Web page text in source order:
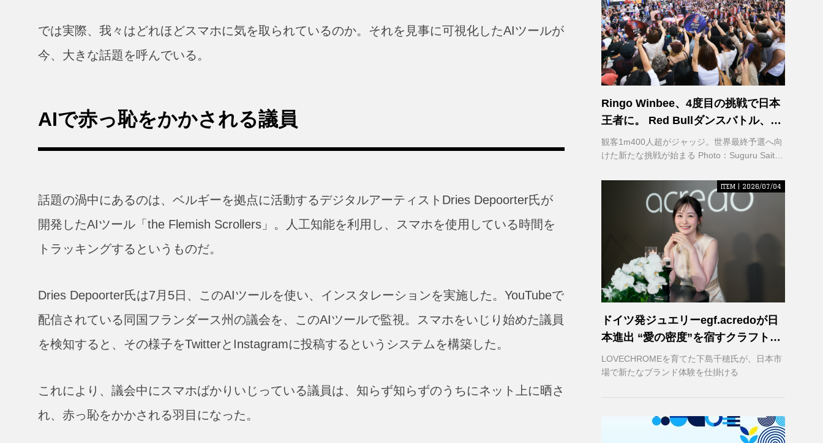
では実際、我々はどれほどスマホに気を取られているのか。それを見事に可視化したAIツールが
今、大きな話題を呼んでいる。
AIで赤っ恥をかかされる議員
話題の渦中にあるのは、ベルギーを拠点に活動するデジタルアーティストDries Depoorter氏が
開発したAIツール「the Flemish Scrollers」。人工知能を利用し、スマホを使用している時間を
トラッキングするというものだ。
Dries Depoorter氏は7月5日、このAIツールを使い、インスタレーションを実施した。YouTubeで
配信されている同国フランダース州の議会を、このAIツールで監視。スマホをいじり始めた議員
を検知すると、その様子をTwitterとInstagramに投稿するというシステムを構築した。
これにより、議会中にスマホばかりいじっている議員は、知らず知らずのうちにネット上に晒さ
れ、赤っ恥をかかされる羽目になった。
Ringo Winbee、4度目の挑戦で日本
王者に。 Red Bullダンスバトル、六
本木で熱狂
観客1m400人超がジャッジ。世界最終予選へ向
けた新たな挑戦が始まる Photo：Suguru Saito /
ITEM | 2026/07/04
ドイツ発ジュエリーegf.acredoが日
本進出 “愛の密度”を宿すクラフトマ
ンシップ
LOVECHROMEを育てた下島千穂氏が、日本市
場で新たなブランド体験を仕掛ける